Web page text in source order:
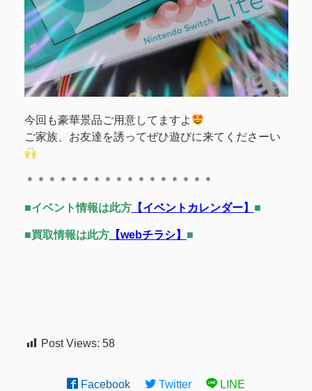
今回も豪華景品ご用意してますよ
ご家族、お友達を誘ってぜひ遊びに来てくださーい
＊＊＊＊＊＊＊＊＊＊＊＊＊＊＊＊＊
■イベント情報は此方【イベントカレンダー】 ■
■買取情報は此方【webチラシ】 ■
Post Views: 58
Facebook Twitter LINE